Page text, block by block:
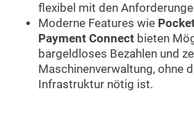
flexibel mit den
Moderne Features wie
Payment Connect bieten
bargeldloses Bezahlen und
Maschinenverwaltung, ohne
Infrastruktur nötig ist.